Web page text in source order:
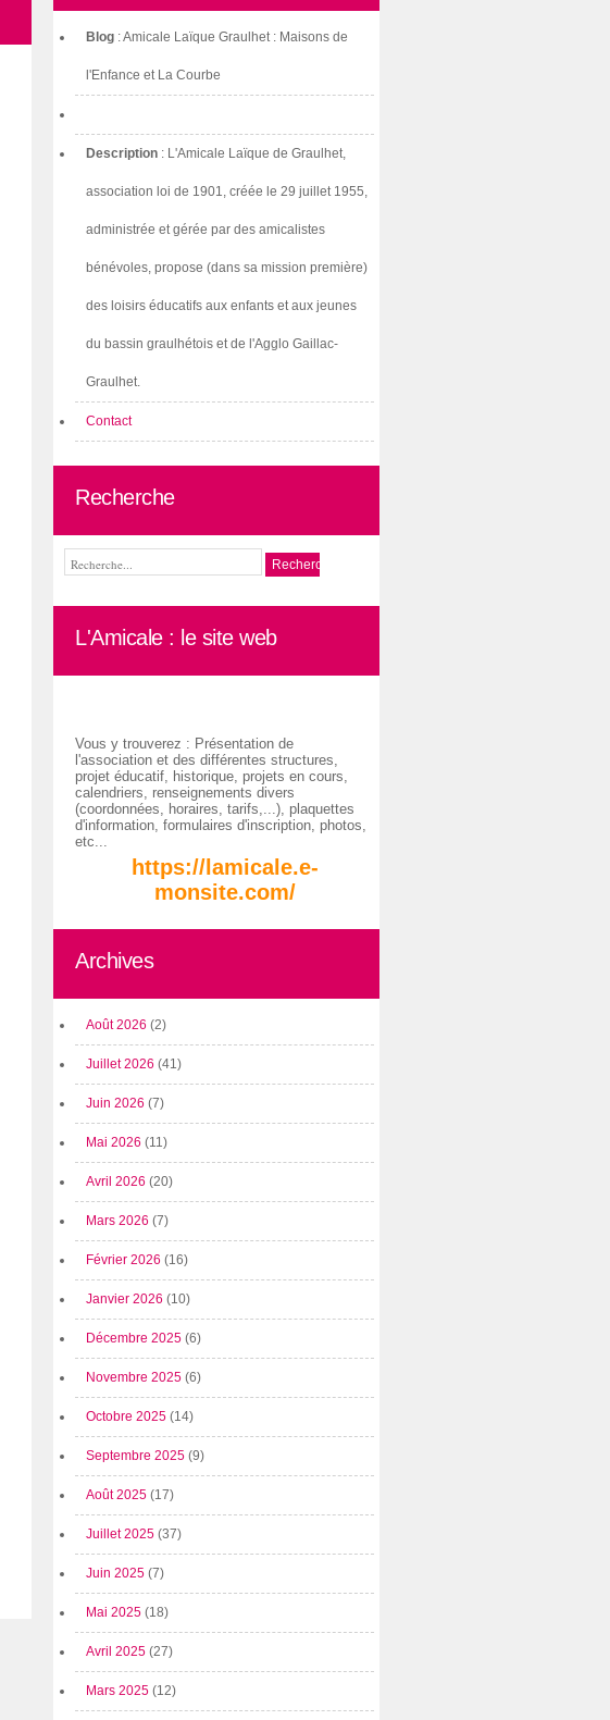
Blog : Amicale Laïque Graulhet : Maisons de
l'Enfance et La Courbe
Description : L'Amicale Laïque de Graulhet,
association loi de 1901, créée le 29 juillet 1955,
administrée et gérée par des amicalistes
bénévoles, propose (dans sa mission première)
des loisirs éducatifs aux enfants et aux jeunes
du bassin graulhétois et de l'Agglo Gaillac-
Graulhet.
Contact
Recherche
L'Amicale : le site web
Vous y trouverez : Présentation de
l'association et des différentes structures,
projet éducatif, historique, projets en cours,
calendriers, renseignements divers
(coordonnées, horaires, tarifs,...), plaquettes
d'information, formulaires d'inscription, photos,
etc...
https://lamicale.e-
monsite.com/
Archives
Août 2026 (2)
Juillet 2026 (41)
Juin 2026 (7)
Mai 2026 (11)
Avril 2026 (20)
Mars 2026 (7)
Février 2026 (16)
Janvier 2026 (10)
Décembre 2025 (6)
Novembre 2025 (6)
Octobre 2025 (14)
Septembre 2025 (9)
Août 2025 (17)
Juillet 2025 (37)
Juin 2025 (7)
Mai 2025 (18)
Avril 2025 (27)
Mars 2025 (12)